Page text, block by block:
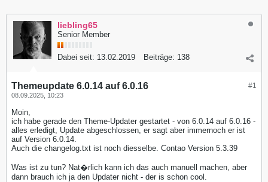
liebling65
Senior Member
Dabei seit: 13.02.2019 Beiträge: 138
#1
Themeupdate 6.0.14 auf 6.0.16
08.09.2025, 10:23
Moin,
ich habe gerade den Theme-Updater gestartet - von 6.0.14 auf 6.0.16 -
alles erledigt, Update abgeschlossen, er sagt aber immernoch er ist
auf Version 6.0.14.
Auch die changelog.txt ist noch diesselbe. Contao Version 5.3.39
Was ist zu tun? Nat�rlich kann ich das auch manuell machen, aber
dann brauch ich ja den Updater nicht - der is schon cool.